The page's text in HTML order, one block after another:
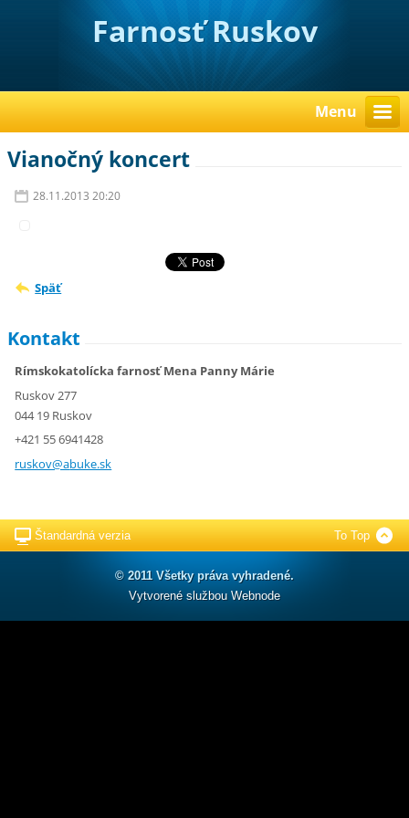
Farnosť Ruskov
Menu
Vianočný koncert
28.11.2013 20:20
Späť
Kontakt
Rímskokatolícka farnosť Mena Panny Márie
Ruskov 277
044 19 Ruskov
+421 55 6941428
ruskov@abuke.sk
Štandardná verzia To Top
© 2011 Všetky práva vyhradené.
Vytvorené službou Webnode